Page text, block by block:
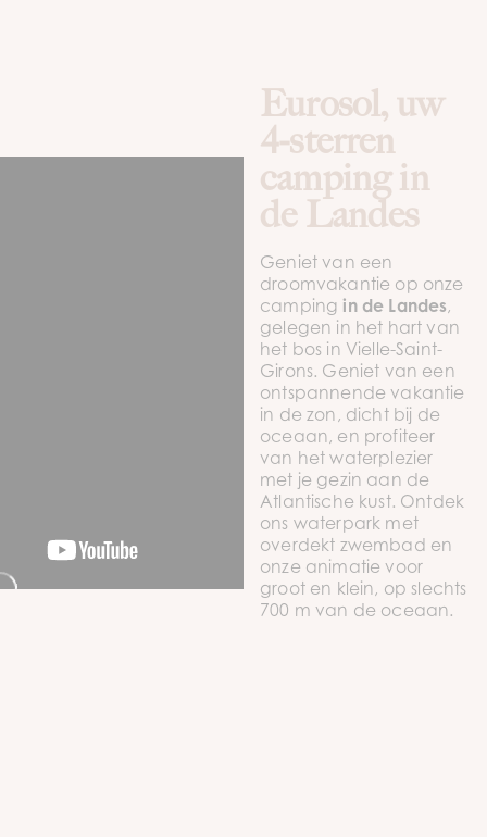
Eurosol, uw
4-sterren
camping in
de Landes
Geniet van een
droomvakantie op onze
camping in de Landes,
gelegen in het hart van
het bos in Vielle-Saint-
Girons. Geniet van een
ontspannende vakantie
in de zon, dicht bij de
oceaan, en profiteer
van het waterplezier
met je gezin aan de
Atlantische kust. Ontdek
ons waterpark met
overdekt zwembad en
onze animatie voor
groot en klein, op slechts
700 m van de oceaan.